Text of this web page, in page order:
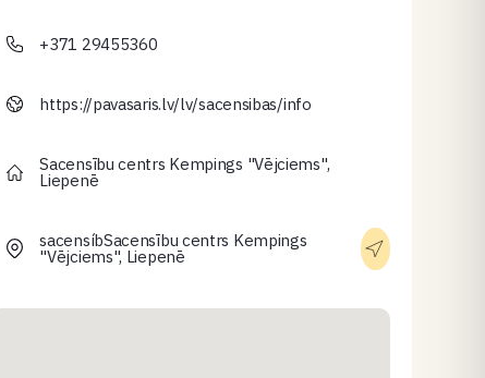
+371 29455360
https://pavasaris.lv/lv/sacensibas/info
Sacensību centrs Kempings "Vējciems",
Liepenē
sacensíbSacensību centrs Kempings
"Vējciems", Liepenē